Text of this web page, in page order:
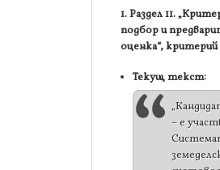
1. Раздел 11.
подбор и
оценка“, критерий
Текущ текст:
– е